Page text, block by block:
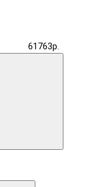
61763р.